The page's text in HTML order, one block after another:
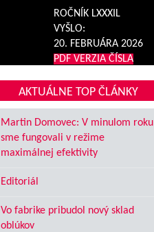
ROČNÍK LXXXIL
VYŠLO:
20. FEBRUÁRA 2026
PDF VERZIA ČÍSLA
AKTUÁLNE TOP ČLÁNKY
Martin Domovec: V minulom roku
sme fungovali v režime
maximálnej efektivity
Editoriál
Vo fabrike pribudol nový sklad
oblúkov